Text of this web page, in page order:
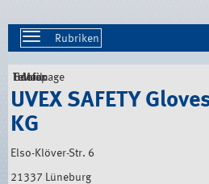
Toggle
navigation
UVEX SAFETY
KG
Elso-Klöver-Str. 6
21337 Lüneburg